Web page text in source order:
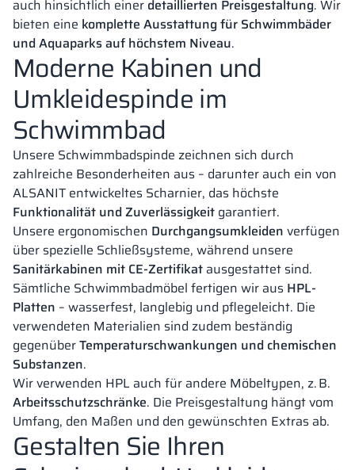
auch hinsichtlich einer detaillierten Preisgestaltung. Wir
bieten eine komplette Ausstattung für Schwimmbäder
und Aquaparks auf höchstem Niveau.
Moderne Kabinen und
Umkleidespinde im
Schwimmbad
Unsere Schwimmbadspinde zeichnen sich durch
zahlreiche Besonderheiten aus – darunter auch ein von
ALSANIT entwickeltes Scharnier, das höchste
Funktionalität und Zuverlässigkeit garantiert.
Unsere ergonomischen Durchgangsumkleiden verfügen
über spezielle Schließsysteme, während unsere
Sanitärkabinen mit CE-Zertifikat ausgestattet sind.
Sämtliche Schwimmbadmöbel fertigen wir aus HPL-
Platten – wasserfest, langlebig und pflegeleicht. Die
verwendeten Materialien sind zudem beständig
gegenüberTemperaturschwankungen und chemischen
Substanzen.
Wir verwenden HPL auch für andere Möbeltypen, z. B.
Arbeitsschutzschränke. Die Preisgestaltung hängt vom
Umfang, den Maßen und den gewünschten Extras ab.
Gestalten Sie Ihren